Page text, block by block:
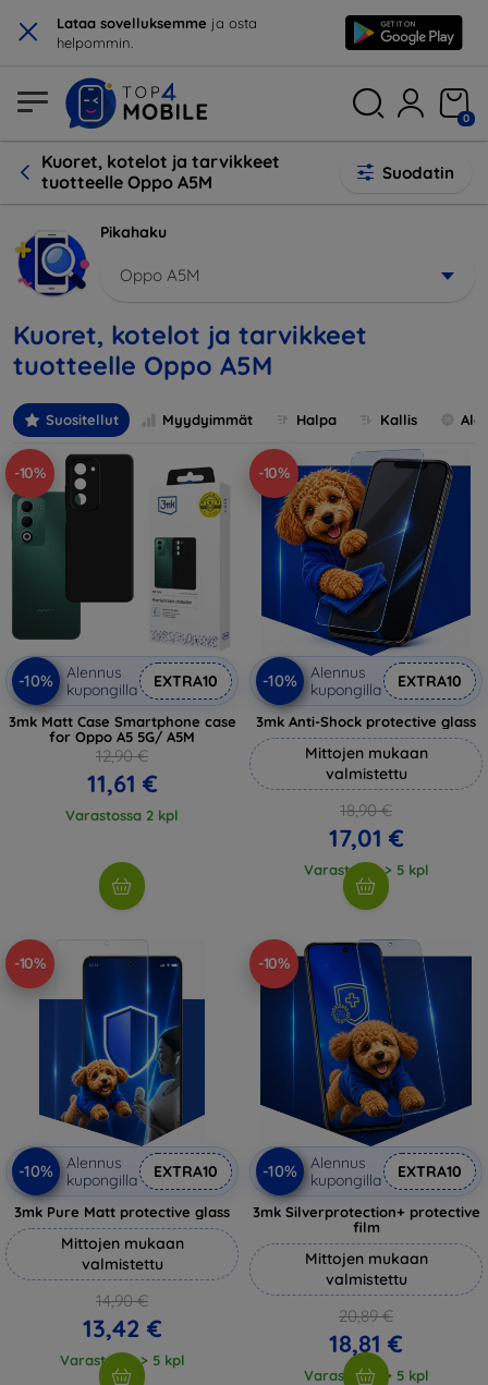
× Lataa sovelluksemme ja osta
helpommin.
0
Kuoret, kotelot ja tarvikkeet
tuotteelle Oppo A5M
Suodatin
Pikahaku
Oppo A5M
Kuoret, kotelot ja tarvikkeet
tuotteelle Oppo A5M
Suositellut Myydyimmät Halpa Kallis
-10%
-10%
Alennus
kupongilla
EXTRA10
3mk Matt Case Smartphone case
for Oppo A5 5G/ A5M
12,90 €
11,61 €
Varastossa 2 kpl
-10%
-10%
Alennus
kupongilla
EXTRA10
3mk Anti-Shock protective glass
Mittojen mukaan
valmistettu
18,90 €
17,01 €
Varastossa > 5 kpl
-10%
-10%
Alennus
kupongilla
EXTRA10
3mk Pure Matt protective glass
Mittojen mukaan
valmistettu
14,90 €
13,42 €
Varastossa > 5 kpl
-10%
-10%
Alennus
kupongilla
EXTRA10
3mk Silverprotection+ protective
film
Mittojen mukaan
valmistettu
20,89 €
18,81 €
Varastossa > 5 kpl